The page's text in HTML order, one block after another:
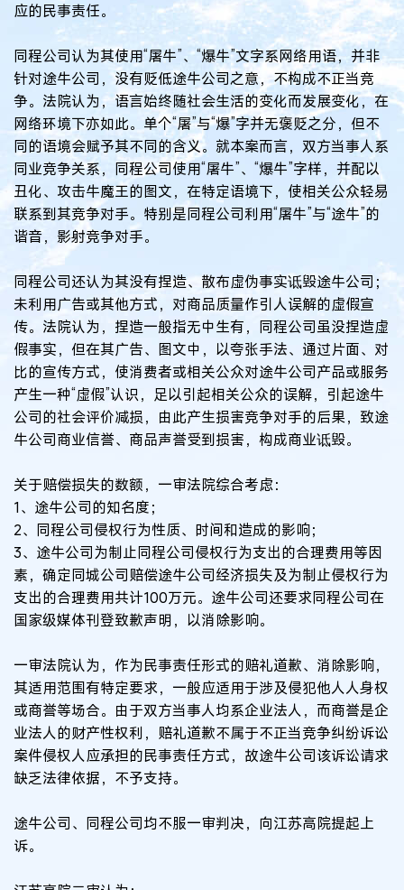
应的民事责任。
同程公司认为其使用“屠牛”、“爆牛”文字系网络用语，并非
针对途牛公司，没有贬低途牛公司之意，不构成不正当竞
争。法院认为，语言始终随社会生活的变化而发展变化，在
网络环境下亦如此。单个“屠”与“爆”字并无褒贬之分，但不
同的语境会赋予其不同的含义。就本案而言，双方当事人系
同业竞争关系，同程公司使用“屠牛”、“爆牛”字样，并配以
丑化、攻击牛魔王的图文，在特定语境下，使相关公众轻易
联系到其竞争对手。特别是同程公司利用“屠牛”与“途牛”的
谐音，影射竞争对手。
同程公司还认为其没有捏造、散布虚伪事实诋毁途牛公司；
未利用广告或其他方式，对商品质量作引人误解的虚假宣
传。法院认为，捏造一般指无中生有，同程公司虽没捏造虚
假事实，但在其广告、图文中，以夸张手法、通过片面、对
比的宣传方式，使消费者或相关公众对途牛公司产品或服务
产生一种“虚假”认识，足以引起相关公众的误解，引起途牛
公司的社会评价减损，由此产生损害竞争对手的后果，致途
牛公司商业信誉、商品声誉受到损害，构成商业诋毁。
关于赔偿损失的数额，一审法院综合考虑：
1、途牛公司的知名度；
2、同程公司侵权行为性质、时间和造成的影响；
3、途牛公司为制止同程公司侵权行为支出的合理费用等因
素，确定同城公司赔偿途牛公司经济损失及为制止侵权行为
支出的合理费用共计100万元。途牛公司还要求同程公司在
国家级媒体刊登致歉声明，以消除影响。
一审法院认为，作为民事责任形式的赔礼道歉、消除影响，
其适用范围有特定要求，一般应适用于涉及侵犯他人人身权
或商誉等场合。由于双方当事人均系企业法人，而商誉是企
业法人的财产性权利，赔礼道歉不属于不正当竞争纠纷诉讼
案件侵权人应承担的民事责任方式，故途牛公司该诉讼请求
缺乏法律依据，不予支持。
途牛公司、同程公司均不服一审判决，向江苏高院提起上
诉。